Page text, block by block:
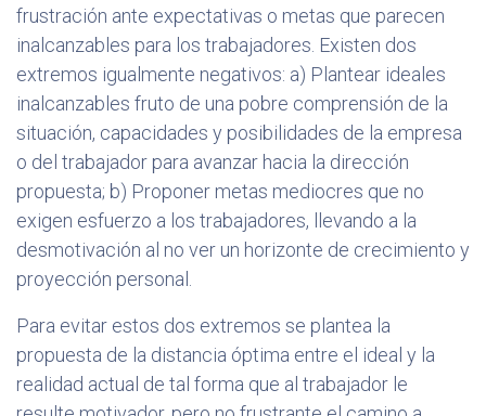
frustración ante expectativas o metas que parecen
inalcanzables para los trabajadores. Existen dos
extremos igualmente negativos: a) Plantear ideales
inalcanzables fruto de una pobre comprensión de la
situación, capacidades y posibilidades de la empresa
o del trabajador para avanzar hacia la dirección
propuesta; b) Proponer metas mediocres que no
exigen esfuerzo a los trabajadores, llevando a la
desmotivación al no ver un horizonte de crecimiento y
proyección personal.
Para evitar estos dos extremos se plantea la
propuesta de la distancia óptima entre el ideal y la
realidad actual de tal forma que al trabajador le